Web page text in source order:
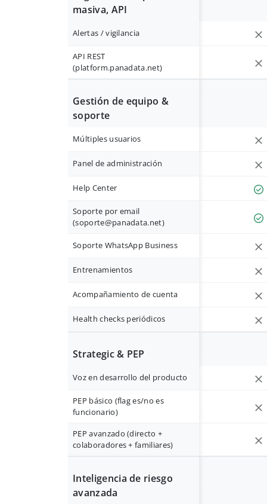
masiva, API
Alertas / vigilancia
API REST
(platform.panadata.net)
Gestión de equipo &
soporte
Múltiples usuarios
Panel de administración
Help Center
Soporte por email
(soporte@panadata.net)
Soporte WhatsApp Business
Entrenamientos
Acompañamiento de cuenta
Health checks periódicos
Strategic & PEP
Voz en desarrollo del producto
PEP básico (flag es/no es
funcionario)
PEP avanzado (directo +
colaboradores + familiares)
Inteligencia de riesgo
avanzada